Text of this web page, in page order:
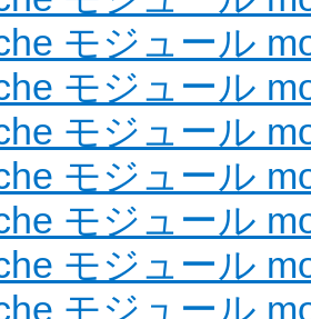
モジュール
モジュール
モジュール
モジュール
モジュール
モジュール
モジュール